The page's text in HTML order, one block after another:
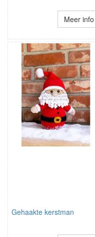
Meer info
Gehaakte kerstman